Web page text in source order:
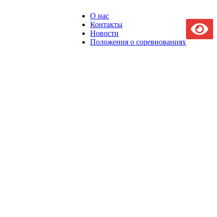
О нас
Контакты
Новости
Положения о соревнованиях